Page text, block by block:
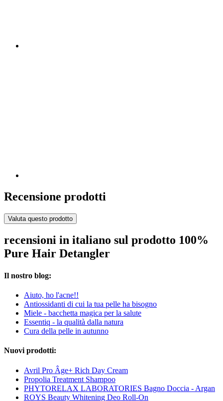
Recensione prodotti
Valuta questo prodotto
recensioni in italiano sul prodotto 100%
Pure Hair Detangler
Il nostro blog:
Aiuto, ho l'acne!!
Antiossidanti di cui la tua pelle ha bisogno
Miele - bacchetta magica per la salute
Essentiq - la qualità dalla natura
Cura della pelle in autunno
Nuovi prodotti:
Avril Pro Âge+ Rich Day Cream
Propolia Treatment Shampoo
PHYTORELAX LABORATORIES Bagno Doccia - Argan
ROYS Beauty Whitening Deo Roll-On